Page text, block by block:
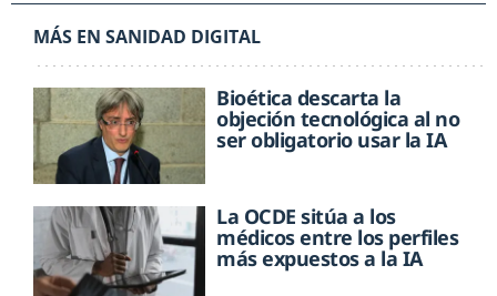
MÁS EN SANIDAD DIGITAL
Bioética descarta la
objeción tecnológica al no
ser obligatorio usar la IA
La OCDE sitúa a los
médicos entre los perfiles
más expuestos a la IA